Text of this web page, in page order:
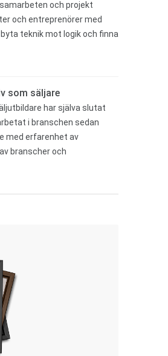
och projekt
och entreprenörer med
teknik mot logik och finna
som säljare
har själva slutat
i branschen sedan
med erfarenhet av
branscher och